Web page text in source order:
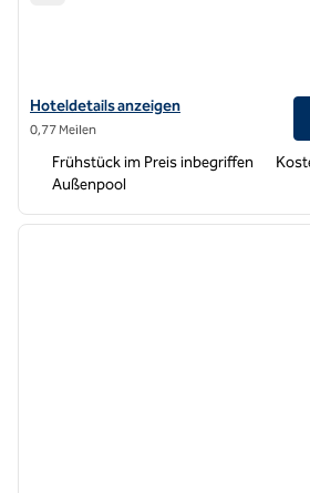
Hoteldetails für Hampton Inn & Suites
Hoteldetails anzeigen
0,77 Meilen
Frühstück im Preis inbegriffen
Außenpool
1 von 11